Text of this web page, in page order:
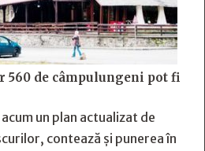
560 de câmpulungeni pot fi
un plan actualizat de
contează și punerea în